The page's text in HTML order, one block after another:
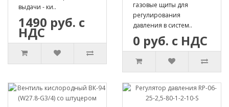
выдачи - ки..
1490 руб. с
НДС
газовые щиты для
регулирования
давления в систем..
0 руб. с НДС